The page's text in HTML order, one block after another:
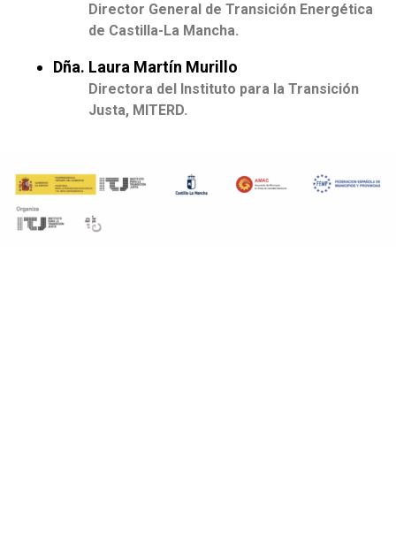
Director General de Transición Energética
de Castilla-La Mancha.
Dña. Laura Martín Murillo
Directora del Instituto para la Transición
Justa, MITERD.